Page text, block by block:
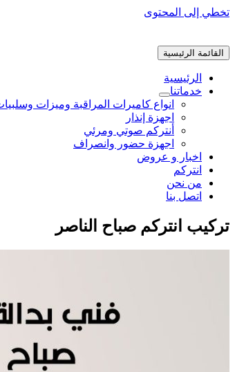
تخطي إلى المحتوى
القائمة الرئيسية
الرئيسية
خدماتنا
انواع كاميرات المراقبة وميزات
اجهزة إنذار
أنتركم صوتي ومرئي
اجهزة حضور وانصراف
اخبار و عروض
انتركم
من نحن
اتصل بنا
تركيب انتركم صباح الناصر